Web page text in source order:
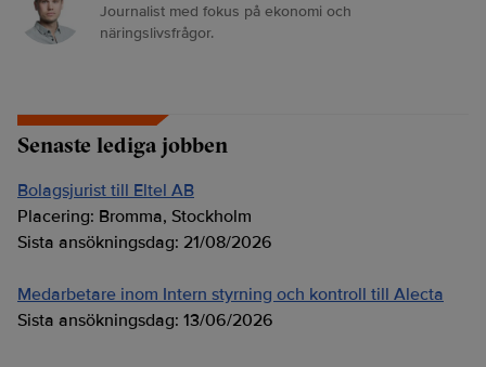
Journalist med fokus på ekonomi och
näringslivsfrågor.
Senaste lediga jobben
Bolagsjurist till Eltel AB
Placering: Bromma, Stockholm
Sista ansökningsdag: 21/08/2026
Medarbetare inom Intern styrning och kontroll till Alecta
Sista ansökningsdag: 13/06/2026